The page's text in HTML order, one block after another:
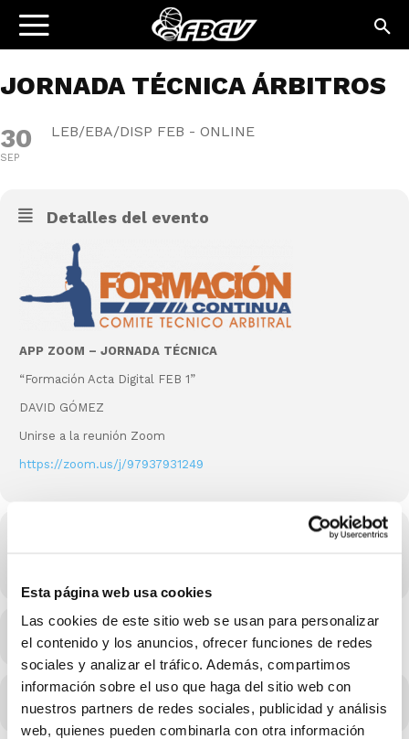
Esta página web usa cookies
Las cookies de este sitio web se usan para personalizar
el contenido y los anuncios, ofrecer funciones de redes
sociales y analizar el tráfico. Además, compartimos
información sobre el uso que haga del sitio web con
nuestros partners de redes sociales, publicidad y análisis
web, quienes pueden combinarla con otra información
JORNADA TÉCNICA ÁRBITROS
30
SEP
LEB/EBA/DISP FEB - ONLINE
Detalles del evento
APP ZOOM – JORNADA TÉCNICA
“Formación Acta Digital FEB 1”
DAVID GÓMEZ
Unirse a la reunión Zoom
https://zoom.us/j/97937931249
MÁS INFO
CALENDARIO CALENDARIO GOOGLE